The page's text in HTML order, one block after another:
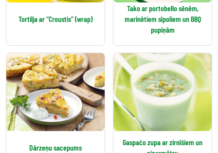
Tortilja ar “Croustis” (wrap)
Tako ar portobello sēnēm,
marinētiem sīpoliem un BBQ
pupiņām
Dārzeņu sacepums
Gaspačo zupa ar zirnīšiem un